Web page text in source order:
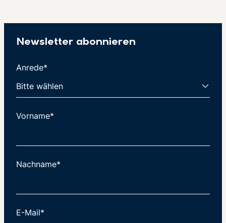
Newsletter abonnieren
Anrede*
Vorname*
Nachname*
E-Mail*